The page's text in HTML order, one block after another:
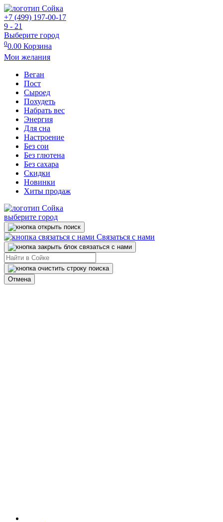
+7 (499) 197-00-17
9 - 21
Выберите город
00.00 Корзина
Мои желания
Веган
Пост
Сыроед
Похудеть
Набрать вес
Энергия
Для сна
Настроение
Без сои
Без глютена
Без сахара
Скидки
Новинки
Хиты продаж
выберите город
Связаться с нами
Отмена